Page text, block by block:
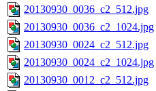
20130930_0036_c2_512.jpg
20130930_0036_c2_1024.jpg
20130930_0024_c2_512.jpg
20130930_0024_c2_1024.jpg
20130930_0012_c2_512.jpg